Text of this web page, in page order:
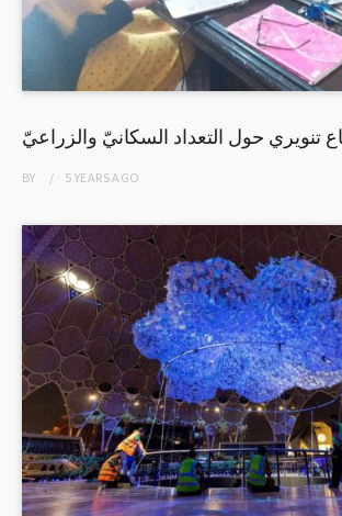
تنويري حول التعداد السكانيّ والزراعيّ
BY 5 YEARSAGO